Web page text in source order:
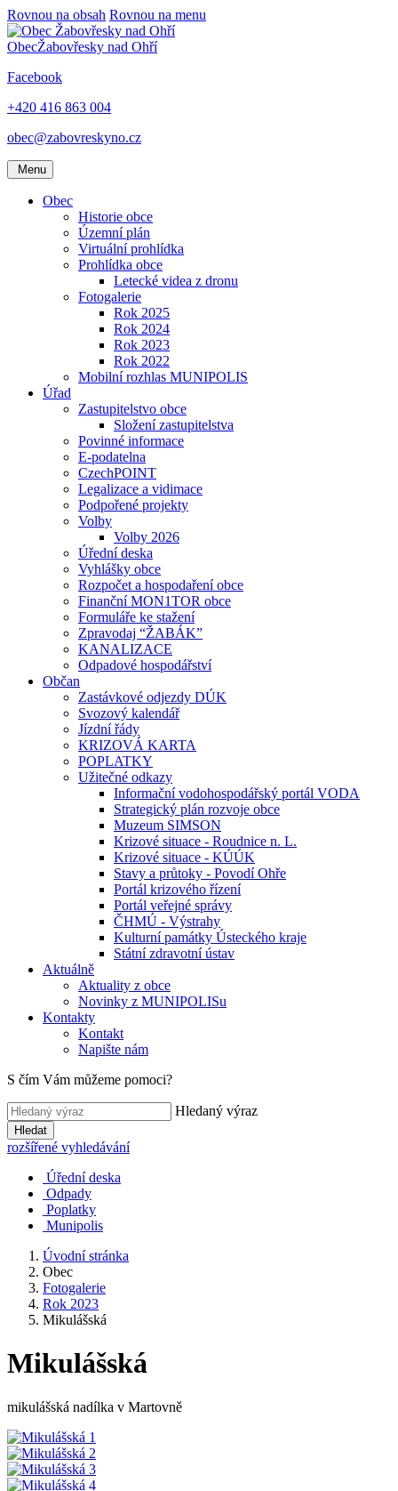
Rovnou na obsah Rovnou na menu
ObecŽabovřesky nad Ohří
Facebook
+420 416 863 004
obec@zabovreskyno.cz
Menu
Obec
Historie obce
Územní plán
Virtuální prohlídka
Prohlídka obce
Letecké videa z dronu
Fotogalerie
Rok 2025
Rok 2024
Rok 2023
Rok 2022
Mobilní rozhlas MUNIPOLIS
Úřad
Zastupitelstvo obce
Složení zastupitelstva
Povinné informace
E-podatelna
CzechPOINT
Legalizace a vidimace
Podpořené projekty
Volby
Volby 2026
Úřední deska
Vyhlášky obce
Rozpočet a hospodaření obce
Finanční MON1TOR obce
Formuláře ke stažení
Zpravodaj “ŽABÁK”
KANALIZACE
Odpadové hospodářství
Občan
Zastávkové odjezdy DÚK
Svozový kalendář
Jízdní řády
KRIZOVÁ KARTA
POPLATKY
Užitečné odkazy
Informační vodohospodářský portál VODA
Strategický plán rozvoje obce
Muzeum SIMSON
Krizové situace - Roudnice n. L.
Krizové situace - KÚÚK
Stavy a průtoky - Povodí Ohře
Portál krizového řízení
Portál veřejné správy
ČHMÚ - Výstrahy
Kulturní památky Ústeckého kraje
Státní zdravotní ústav
Aktuálně
Aktuality z obce
Novinky z MUNIPOLISu
Kontakty
Kontakt
Napište nám
S čím Vám můžeme pomoci?
Hledaný výraz
Hledat
rozšířené vyhledávání
Úřední deska
Odpady
Poplatky
Munipolis
Úvodní stránka
Obec
Fotogalerie
Rok 2023
Mikulášská
Mikulášská
mikulášská nadílka v Martovně